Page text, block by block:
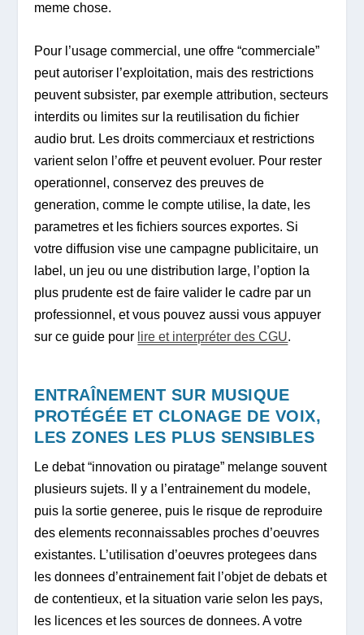
meme chose.
Pour l’usage commercial, une offre “commerciale”
peut autoriser l’exploitation, mais des restrictions
peuvent subsister, par exemple attribution, secteurs
interdits ou limites sur la reutilisation du fichier
audio brut. Les droits commerciaux et restrictions
varient selon l’offre et peuvent evoluer. Pour rester
operationnel, conservez des preuves de
generation, comme le compte utilise, la date, les
parametres et les fichiers sources exportes. Si
votre diffusion vise une campagne publicitaire, un
label, un jeu ou une distribution large, l’option la
plus prudente est de faire valider le cadre par un
professionnel, et vous pouvez aussi vous appuyer
sur ce guide pour lire et interpréter des CGU.
ENTRAÎNEMENT SUR MUSIQUE
PROTÉGÉE ET CLONAGE DE VOIX,
LES ZONES LES PLUS SENSIBLES
Le debat “innovation ou piratage” melange souvent
plusieurs sujets. Il y a l’entrainement du modele,
puis la sortie generee, puis le risque de reproduire
des elements reconnaissables proches d’oeuvres
existantes. L’utilisation d’oeuvres protegees dans
les donnees d’entrainement fait l’objet de debats et
de contentieux, et la situation varie selon les pays,
les licences et les sources de donnees. A votre